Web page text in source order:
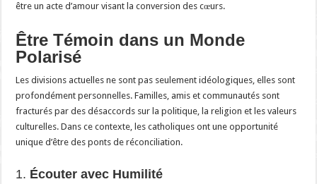
être un acte d’amour visant la conversion des cœurs.
Être Témoin dans un Monde
Polarisé
Les divisions actuelles ne sont pas seulement idéologiques, elles sont
profondément personnelles. Familles, amis et communautés sont
fracturés par des désaccords sur la politique, la religion et les valeurs
culturelles. Dans ce contexte, les catholiques ont une opportunité
unique d’être des ponts de réconciliation.
1. Écouter avec Humilité